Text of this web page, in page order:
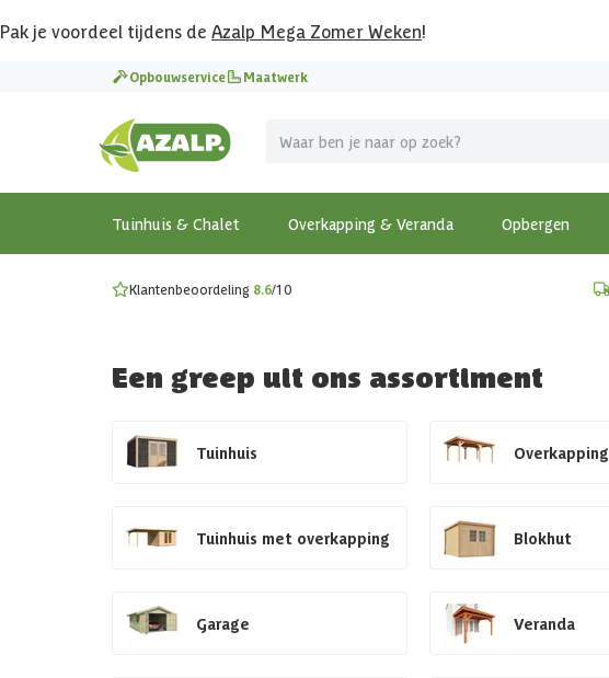
Pak je voordeel tijdens de Azalp Mega Zomer Weken!
Opbouwservice Maatwerk
Tuinhuis & Chalet Overkapping & Veranda Opbergen
Vier vakantie in je tuin
MEGA zomer kortingen op overkappingen en tuinhuizen!
Bekijk de actiemodellen
Gratis wandplankset
Ontdek onze metalen overkappingen
Klantenbeoordeling 8.6/10
Een greep uit ons assortiment
Tuinhuis Overkapping
Tuinhuis met overkapping Blokhut
Garage Veranda